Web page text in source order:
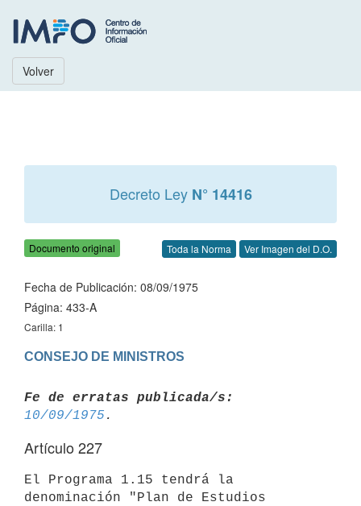
Volver
Decreto Ley N° 14416
Documento original Toda la Norma Ver Imagen del D.O.
Fecha de Publicación: 08/09/1975
Página: 433-A
Carilla: 1
CONSEJO DE MINISTROS
Fe de erratas publicada/s:
10/09/1975
Artículo 227
El Programa 1.15 tendrá la
denominación "Plan de Estudios